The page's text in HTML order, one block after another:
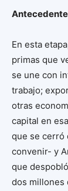
En esta
primas que
se une con
trabajo;
otras
capital en
que se cerró
convenir- y
que
dos millones